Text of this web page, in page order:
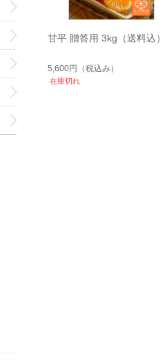
甘平 贈答用 3kg（送料込）
5,600円 （税込み）
在庫切れ